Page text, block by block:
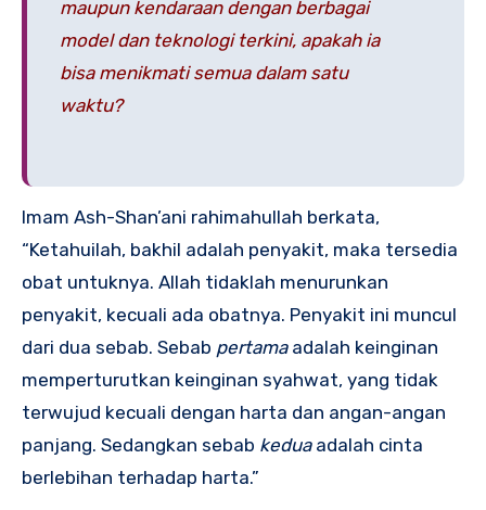
maupun kendaraan dengan berbagai
model dan teknologi terkini, apakah ia
bisa menikmati semua dalam satu
waktu?
Imam Ash-Shan’ani rahimahullah berkata,
“Ketahuilah, bakhil adalah penyakit, maka tersedia
obat untuknya. Allah tidaklah menurunkan
penyakit, kecuali ada obatnya. Penyakit ini muncul
dari dua sebab. Sebab pertamaadalah keinginan
memperturutkan keinginan syahwat, yang tidak
terwujud kecuali dengan harta dan angan-angan
panjang. Sedangkan sebab keduaadalah cinta
berlebihan terhadap harta.”